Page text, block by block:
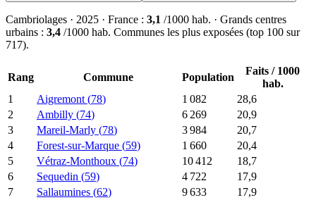
Cambriolages · 2025 · France : 3,1 /1000 hab. · Grands centres
urbains : 3,4 /1000 hab. Communes les plus exposées (top 100 sur
717).
Rang Commune Population
Faits / 1000
hab.
1
Aigremont (78) 1 082
28,6
2
Ambilly (74) 6 269
20,9
3
Mareil-Marly (78) 3 984
20,7
4
Forest-sur-Marque (59) 1 660
20,4
5
Vétraz-Monthoux (74) 10 412
18,7
6
Sequedin (59) 4 722
17,9
7
Sallaumines (62) 9 633
17,9